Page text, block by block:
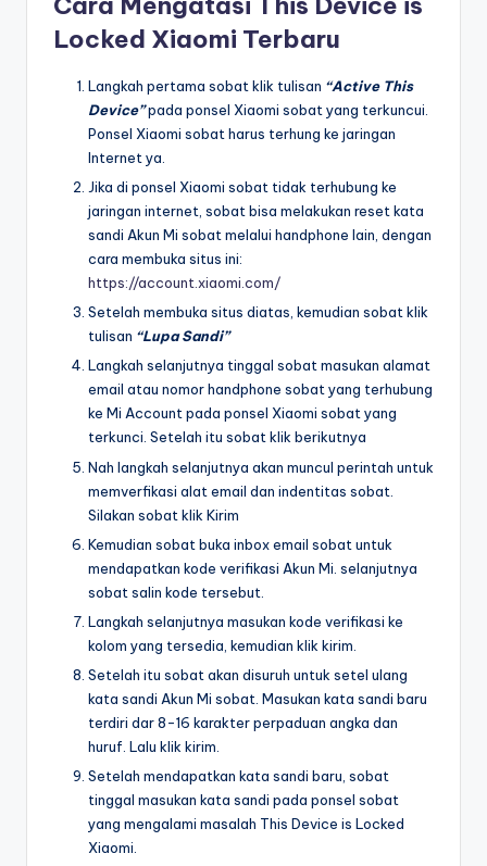
Locked Xiaomi Terbaru
Langkah pertama sobat klik tulisan “Active This
Device”pada ponsel Xiaomi sobat yang terkuncui.
Ponsel Xiaomi sobat harus terhung ke jaringan
Internet ya.
Jika di ponsel Xiaomi sobat tidak terhubung ke
jaringan internet, sobat bisa melakukan reset kata
sandi Akun Mi sobat melalui handphone lain, dengan
cara membuka situs ini:
https://account.xiaomi.com/
Setelah membuka situs diatas, kemudian sobat klik
tulisan “Lupa Sandi”
Langkah selanjutnya tinggal sobat masukan alamat
email atau nomor handphone sobat yang terhubung
ke Mi Account pada ponsel Xiaomi sobat yang
terkunci. Setelah itu sobat klik berikutnya
Nah langkah selanjutnya akan muncul perintah untuk
memverfikasi alat email dan indentitas sobat.
Silakan sobat klik Kirim
Kemudian sobat buka inbox email sobat untuk
mendapatkan kode verifikasi Akun Mi. selanjutnya
sobat salin kode tersebut.
Langkah selanjutnya masukan kode verifikasi ke
kolom yang tersedia, kemudian klik kirim.
Setelah itu sobat akan disuruh untuk setel ulang
kata sandi Akun Mi sobat. Masukan kata sandi baru
terdiri dar 8-16 karakter perpaduan angka dan
huruf. Lalu klik kirim.
Setelah mendapatkan kata sandi baru, sobat
tinggal masukan kata sandi pada ponsel sobat
yang mengalami masalah This Device is Locked
Xiaomi.